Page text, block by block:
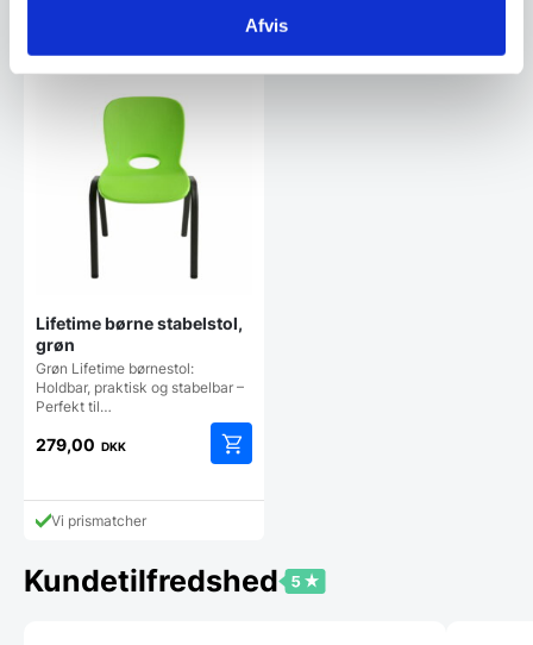
Afvis
Lifetime børne stabelstol,
grøn
Grøn Lifetime børnestol:
Holdbar, praktisk og stabelbar –
Perfekt til…
279,00 DKK
Vi prismatcher
Kundetilfredshed